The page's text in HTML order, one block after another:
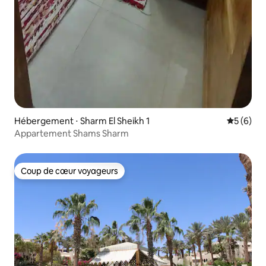
Hébergement ⋅ Sharm El Sheikh 1
5 (6)
Appartement Shams Sharm
Coup de cœur voyageurs
Coup de cœur voyageurs